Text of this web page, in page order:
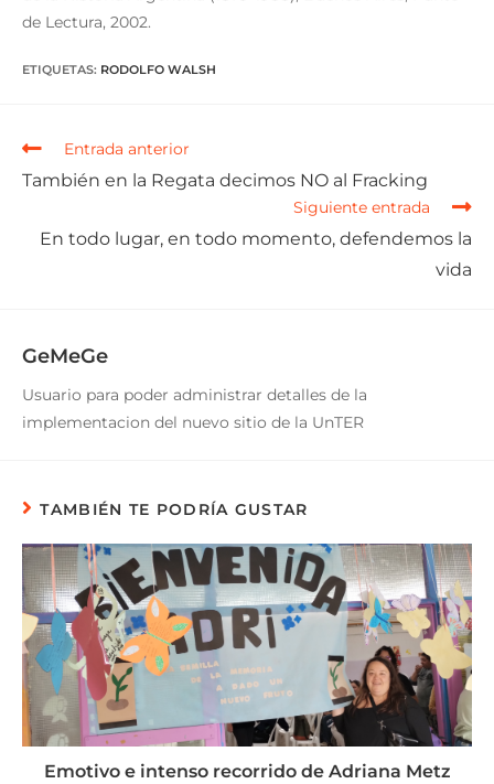
de Lectura, 2002.
ETIQUETAS: RODOLFO WALSH
Entrada anterior
También en la Regata decimos NO al Fracking
Siguiente entrada
En todo lugar, en todo momento, defendemos la
vida
GeMeGe
Usuario para poder administrar detalles de la
implementacion del nuevo sitio de la UnTER
TAMBIÉN TE PODRÍA GUSTAR
Emotivo e intenso recorrido de Adriana Metz